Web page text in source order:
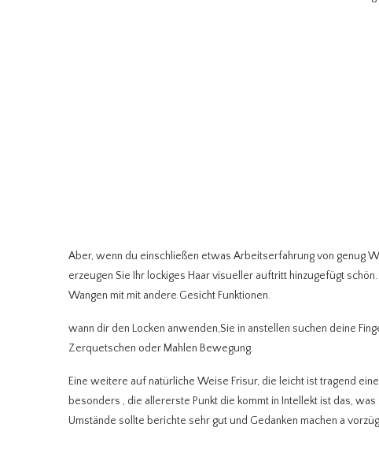
Aber, wenn du einschließen etwas Arbeitserfahrung von genug
erzeugen Sie Ihr lockiges Haar visueller auftritt hinzugefügt
Wangen mit mit andere Gesicht Funktionen.
wann dir den Locken anwenden,Sie in anstellen suchen deine
Zerquetschen oder Mahlen Bewegung.
Eine weitere auf natürliche Weise Frisur, die leicht ist tragend
besonders , die allererste Punkt die kommt in Intellekt ist das,
Umstände sollte berichte sehr gut und Gedanken machen a